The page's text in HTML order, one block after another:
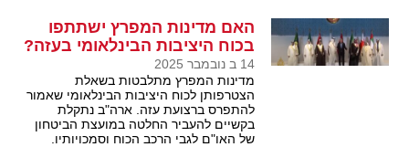
האם מדינות המפרץ ישתתפו
בכוח היציבות הבינלאומי בעזה?
14 ב נובמבר 2025
מדינות המפרץ מתלבטות בשאלת
הצטרפותן לכוח היציבות הבינלאומי שאמור
להתפרס ברצועת עזה. ארה"ב נתקלת
בקשיים להעביר החלטה במועצת הביטחון
של האו"ם לגבי הרכב הכוח וסמכויותיו.